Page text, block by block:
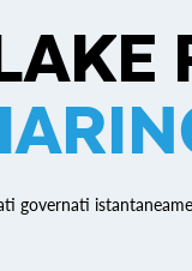
governati